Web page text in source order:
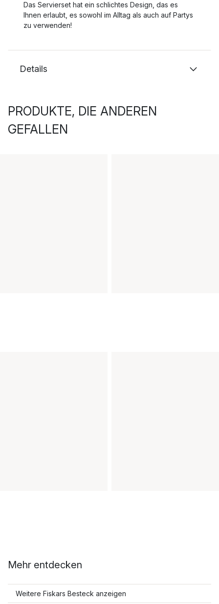
Das Servierset hat ein schlichtes Design, das es
Ihnen erlaubt, es sowohl im Alltag als auch auf Partys
zu verwenden!
Details
PRODUKTE, DIE ANDEREN
GEFALLEN
Mehr entdecken
Weitere Fiskars Besteck anzeigen